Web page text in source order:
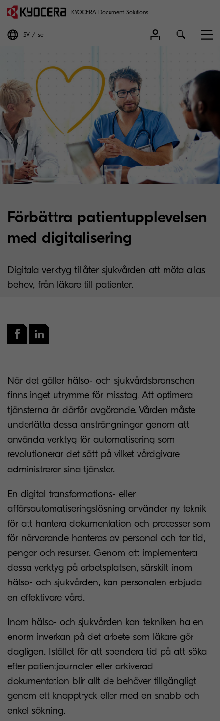
KYOCERA Document Solutions
SV se
Förbättra patientupplevelsen
med digitalisering
Digitala verktyg tillåter sjukvården att möta allas
behov, från läkare till patienter.
När det gäller hälso- och sjukvårdsbranschen
finns inget utrymme för misstag. Att optimera
tjänsterna är därför avgörande. Vården måste
underlätta dessa ansträngningar genom att
använda verktyg för automatisering som
revolutionerar det sätt på vilket vårdgivare
administrerar sina tjänster.
En digital transformations- eller
affärsautomatiseringslösning använder ny teknik
för att hantera dokumentation och processer som
för närvarande hanteras av personal och tar tid,
pengar och resurser. Genom att implementera
dessa verktyg på arbetsplatsen, särskilt inom
hälso- och sjukvården, kan personalen erbjuda
en effektivare vård.
Inom hälso- och sjukvården kan tekniken ha en
enorm inverkan på det arbete som läkare gör
dagligen. Istället för att spendera tid på att söka
efter patientjournaler eller arkiverad
dokumentation blir allt de behöver tillgängligt
genom ett knapptryck eller med en snabb och
enkel sökning.